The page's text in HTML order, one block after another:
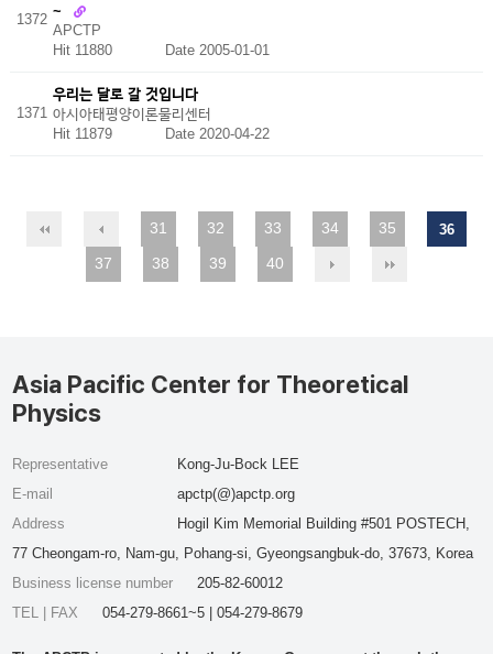
1372
~
APCTP
Hit 11880 Date 2005-01-01
1371
우리는 달로 갈 것입니다
아시아태평양이론물리센터
Hit 11879 Date 2020-04-22
31 32 33 34 35 36
37 38 39 40
Asia Pacific Center for Theoretical
Physics
Representative
Kong-Ju-Bock LEE
E-mail
apctp(@)apctp.org
Address
Hogil Kim Memorial Building #501 POSTECH,
77 Cheongam-ro, Nam-gu, Pohang-si, Gyeongsangbuk-do, 37673, Korea
Business license number
205-82-60012
TEL | FAX
054-279-8661~5 | 054-279-8679